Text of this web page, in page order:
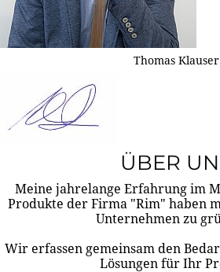
Thomas Klauser
ÜBER
Meine jahrelange Erfahrung im
Produkte der Firma "Rim" haben
Unternehmen zu
Wir erfassen gemeinsam den
Lösungen für Ihr